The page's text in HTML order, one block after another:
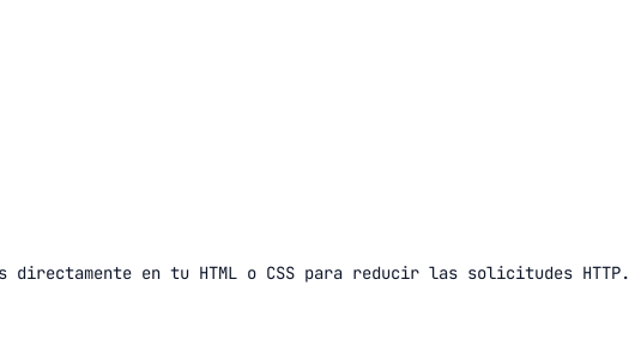
directamente en tu HTML o CSS para reducir las solicitudes HTTP.